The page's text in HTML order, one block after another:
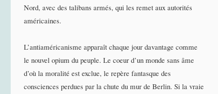
Nord, avec des talibans armés, qui les remet aux autorités
américaines.
L’antiaméricanisme apparaît chaque jour davantage comme
le nouvel opium du peuple. Le coeur d’un monde sans âme
d’où la moralité est exclue, le repère fantasque des
consciences perdues par la chute du mur de Berlin. Si la vraie